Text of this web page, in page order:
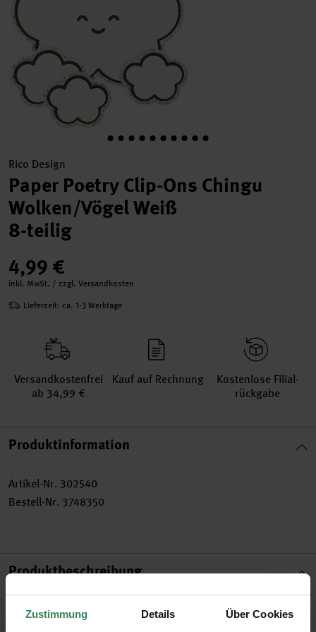
Zustimmung Details Über Cookies
Rico Design
Paper Poetry Clip-Ons Chingu
Wolken/Vögel Weiß
8-teilig
4,99 €
inkl. MwSt. / zzgl. Versandkosten
Lieferzeit: ca. 1-3 Werktage
Versand­kosten­frei
ab 34,99 €
Kauf auf Rechnung
Kosten­lose Filial­
rückgabe
Produktinformation
Artikel-Nr. 302540
Bestell-Nr. 3748350
Produktbeschreibung
Die Clip-Ons Chingu Wolken/Vögel bestehen aus stabilem